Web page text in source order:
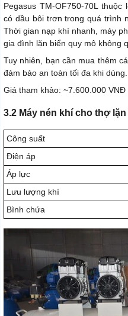
Pegasus TM-OF750-70L
có dầu bôi trơn trong quá trình
Thời gian nạp khí nhanh, máy
gia đình lặn biển quy mô không
Tuy nhiên, bạn cần mua thêm
đảm bảo an toàn tối đa khi dùng.
Giá tham khảo: ~7.600.000 VNĐ
3.2 Máy nén khí cho thợ
Công suất
Điện áp
Áp lực
Lưu lượng khí
Bình chứa